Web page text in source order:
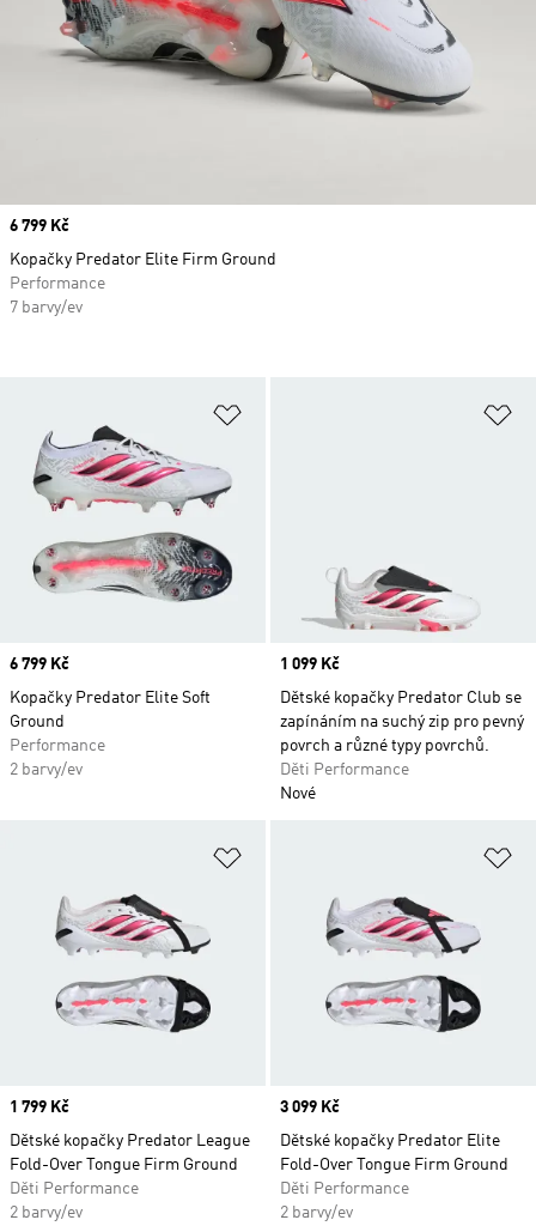
Price
6 799 Kč
Kopačky Predator Elite Soft
Ground
Performance
2 barvy/ev
Price
1 099 Kč
Dětské kopačky Predator Club se
zapínáním na suchý zip pro pevný
povrch a různé typy povrchů.
Děti Performance
Nové
Price
1 799 Kč
Dětské kopačky Predator League
Fold-Over Tongue Firm Ground
Děti Performance
2 barvy/ev
Price
3 099 Kč
Dětské kopačky Predator Elite
Fold-Over Tongue Firm Ground
Děti Performance
2 barvy/ev
Price
6 799 Kč
Kopačky Predator Elite Firm Ground
Performance
7 barvy/ev